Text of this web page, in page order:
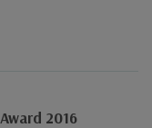
2016